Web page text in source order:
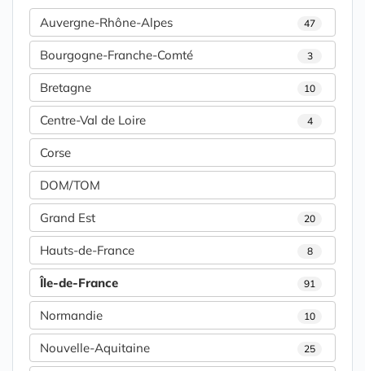
Auvergne-Rhône-Alpes 47
Bourgogne-Franche-Comté 3
Bretagne 10
Centre-Val de Loire 4
Corse
DOM/TOM
Grand Est 20
Hauts-de-France 8
Île-de-France 91
Normandie 10
Nouvelle-Aquitaine 25